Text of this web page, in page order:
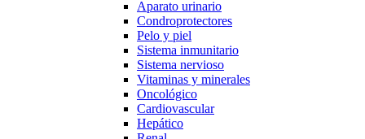
Aparato urinario
Condroprotectores
Pelo y piel
Sistema inmunitario
Sistema nervioso
Vitaminas y minerales
Oncológico
Cardiovascular
Hepático